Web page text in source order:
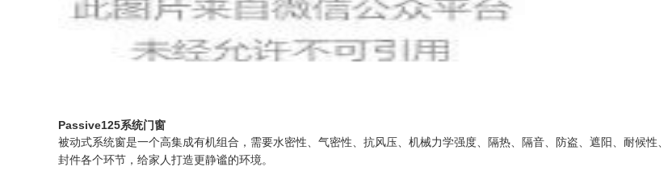
Passive125系统门窗
被动式系统窗是一个高集成有机组合，需要水密性、气密性、抗风压、机械力学强度、隔热、隔音、防盗、遮阳、耐候
封件各个环节，给家人打造更静谧的环境。